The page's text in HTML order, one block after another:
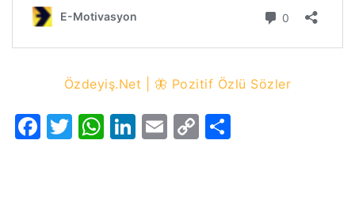
Özdeyiş.Net | 🦋 Pozitif Özlü Sözler
Facebook
Twitter
WhatsApp
LinkedIn
Email
Copy